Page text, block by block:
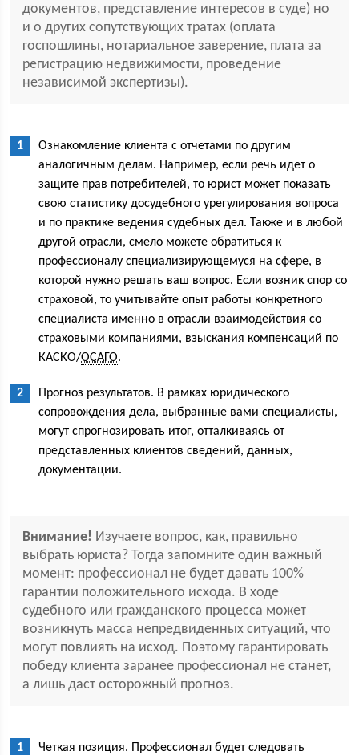
документов, представление интересов в суде) но
и о других сопутствующих тратах (оплата
госпошлины, нотариальное заверение, плата за
регистрацию недвижимости, проведение
независимой экспертизы).
Ознакомление клиента с отчетами по другим
аналогичным делам. Например, если речь идет о
защите прав потребителей, то юрист может показать
свою статистику досудебного урегулирования вопроса
и по практике ведения судебных дел. Также и в любой
другой отрасли, смело можете обратиться к
профессионалу специализирующемуся на сфере, в
которой нужно решать ваш вопрос. Если возник спор со
страховой, то учитывайте опыт работы конкретного
специалиста именно в отрасли взаимодействия со
страховыми компаниями, взыскания компенсаций по
КАСКО/ОСАГО.
Прогноз результатов. В рамках юридического
сопровождения дела, выбранные вами специалисты,
могут спрогнозировать итог, отталкиваясь от
представленных клиентов сведений, данных,
документации.
Внимание! Изучаете вопрос, как, правильно
выбрать юриста? Тогда запомните один важный
момент: профессионал не будет давать 100%
гарантии положительного исхода. В ходе
судебного или гражданского процесса может
возникнуть масса непредвиденных ситуаций, что
могут повлиять на исход. Поэтому гарантировать
победу клиента заранее профессионал не станет,
а лишь даст осторожный прогноз.
Четкая позиция. Профессионал будет следовать